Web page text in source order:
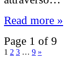
Read more »
Page 1 of 9
1 2 3 … 9 »